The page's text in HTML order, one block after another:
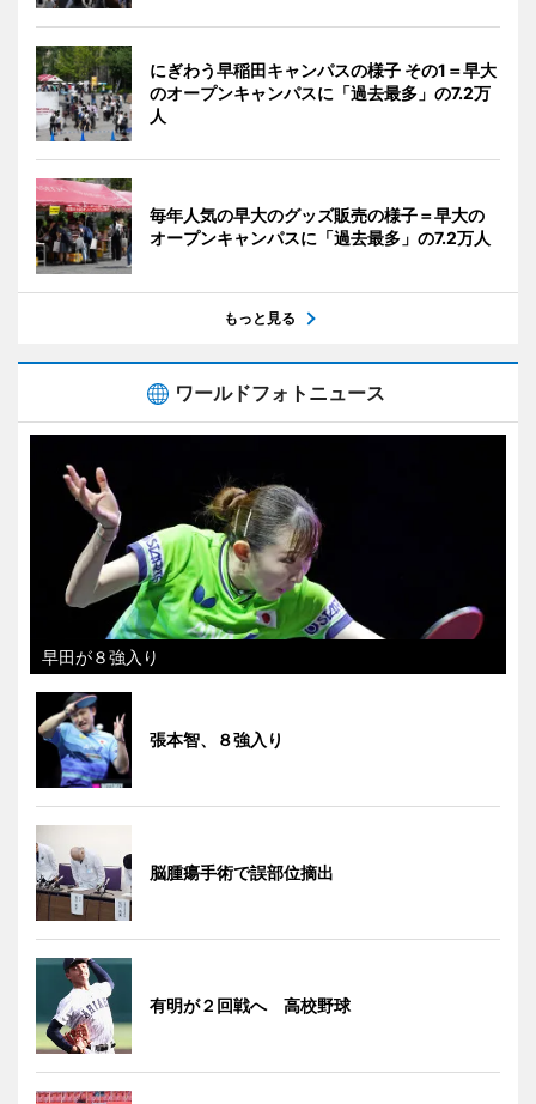
にぎわう早稲田キャンパスの様子 その1＝早大
のオープンキャンパスに「過去最多」の7.2万
人
毎年人気の早大のグッズ販売の様子＝早大の
オープンキャンパスに「過去最多」の7.2万人
もっと見る
ワールドフォトニュース
早田が８強入り
張本智、８強入り
脳腫瘍手術で誤部位摘出
有明が２回戦へ 高校野球